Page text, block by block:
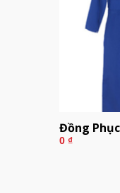
Đồng
0 ₫